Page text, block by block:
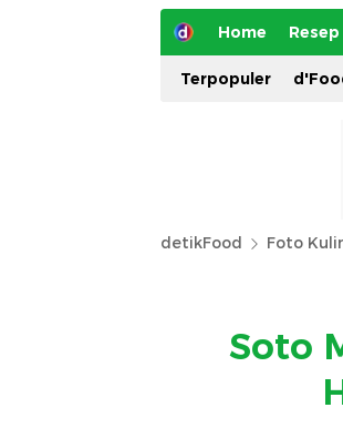
Home Resep
Terpopuler
detikFood Foto
Soto